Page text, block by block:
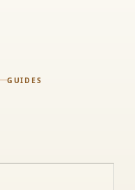
GUIDES